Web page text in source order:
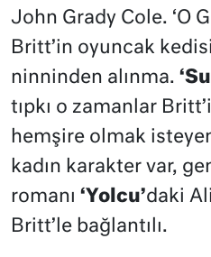
John Grady Cole. ‘O
Britt’in oyuncak
ninninden alınma.
tıpkı o zamanlar
hemşire olmak
kadın karakter var,
romanı ‘Yolcu’daki
Britt’le bağlantılı.